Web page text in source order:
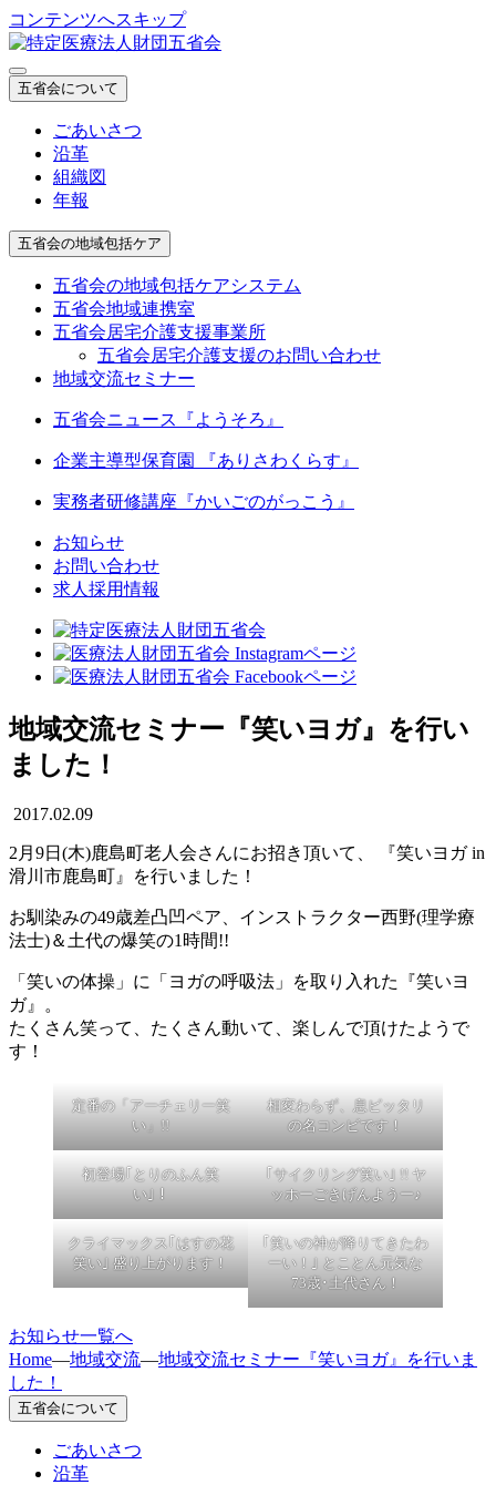
コンテンツへスキップ
五省会について
ごあいさつ
沿革
組織図
年報
五省会の地域包括ケア
五省会の地域包括ケアシステム
五省会地域連携室
五省会居宅介護支援事業所
五省会居宅介護支援のお問い合わせ
地域交流セミナー
五省会ニュース『ようそろ』
企業主導型保育園 『ありさわくらす』
実務者研修講座 『かいごのがっこう』
お知らせ
お問い合わせ
求人採用情報
地域交流セミナー『笑いヨガ』を行い
ました！
2017.02.09
2月9日(木)鹿島町老人会さんにお招き頂いて、 『笑いヨガ in
滑川市鹿島町』を行いました！
お馴染みの49歳差凸凹ペア、インストラクター西野(理学療
法士)＆土代の爆笑の1時間!!
「笑いの体操」に「ヨガの呼吸法」を取り入れた『笑いヨ
ガ』。
たくさん笑って、たくさん動いて、楽しんで頂けたようで
す！
定番の「アーチェリー笑
い」!!
相変わらず、息ピッタリ
の名コンビです！
初登場｢とりのふん笑
い｣！
｢サイクリング笑い｣ !! ヤ
ッホーごきげんようー♪
クライマックス｢はすの花
笑い｣ 盛り上がります！
｢笑いの神が降りてきたわ
ーい！｣ とことん元気な
73歳･土代さん！
お知らせ一覧へ
Home—地域交流—地域交流セミナー『笑いヨガ』を行いま
した！
五省会について
ごあいさつ
沿革